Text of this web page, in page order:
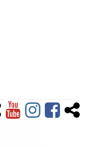
NewsletterYouTubeInstagramFacebookTiktok